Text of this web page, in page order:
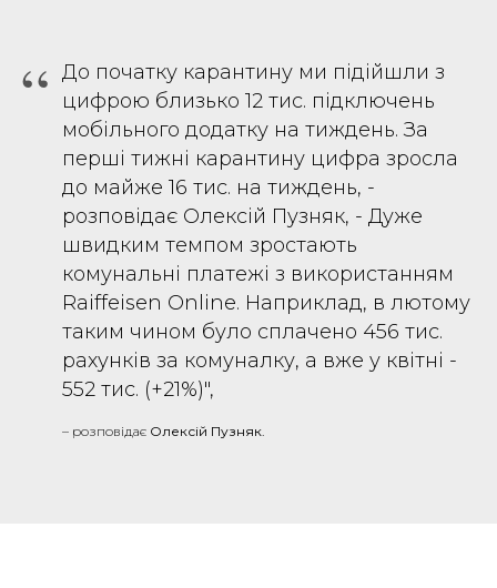
“ До початку карантину ми підійшли з
цифрою близько 12 тис. підключень
мобільного додатку на тиждень. За
перші тижні карантину цифра зросла
до майже 16 тис. на тиждень, -
розповідає Олексій Пузняк, - Дуже
швидким темпом зростають
комунальні платежі з використанням
Raiffeisen Online. Наприклад, в лютому
таким чином було сплачено 456 тис.
рахунків за комуналку, а вже у квітні -
552 тис. (+21%)",
– розповідає Олексій Пузняк.